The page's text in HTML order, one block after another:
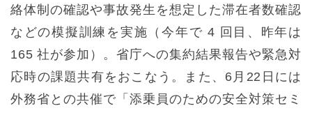
絡体制の確認や事故発生を想定した滞在者数確認
などの模擬訓練を実施（今年で 4 回目、昨年は
165 社が参加）。省庁への集約結果報告や緊急対
応時の課題共有をおこなう。また、6月22日には
外務省との共催で「添乗員のための安全対策セミ